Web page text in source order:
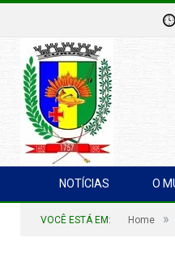
NOTÍCIAS O
VOCÊ ESTÁ EM: Home »